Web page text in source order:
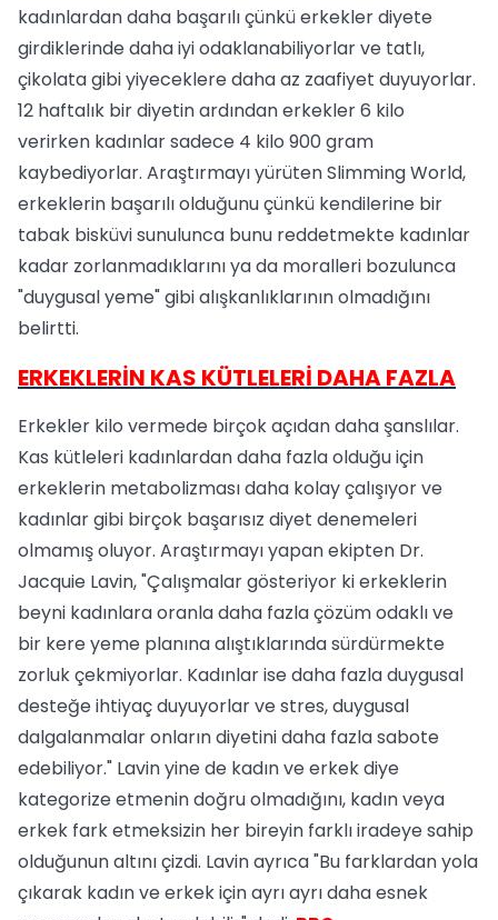
kadınlardan daha başarılı çünkü erkekler diyete
girdiklerinde daha iyi odaklanabiliyorlar ve tatlı,
çikolata gibi yiyeceklere daha az zaafiyet duyuyorlar.
12 haftalık bir diyetin ardından erkekler 6 kilo
verirken kadınlar sadece 4 kilo 900 gram
kaybediyorlar. Araştırmayı yürüten Slimming World,
erkeklerin başarılı olduğunu çünkü kendilerine bir
tabak bisküvi sunulunca bunu reddetmekte kadınlar
kadar zorlanmadıklarını ya da moralleri bozulunca
"duygusal yeme" gibi alışkanlıklarının olmadığını
belirtti.
ERKEKLERİN KAS KÜTLELERİ DAHA FAZLA
Erkekler kilo vermede birçok açıdan daha şanslılar.
Kas kütleleri kadınlardan daha fazla olduğu için
erkeklerin metabolizması daha kolay çalışıyor ve
kadınlar gibi birçok başarısız diyet denemeleri
olmamış oluyor. Araştırmayı yapan ekipten Dr.
Jacquie Lavin, "Çalışmalar gösteriyor ki erkeklerin
beyni kadınlara oranla daha fazla çözüm odaklı ve
bir kere yeme planına alıştıklarında sürdürmekte
zorluk çekmiyorlar. Kadınlar ise daha fazla duygusal
desteğe ihtiyaç duyuyorlar ve stres, duygusal
dalgalanmalar onların diyetini daha fazla sabote
edebiliyor." Lavin yine de kadın ve erkek diye
kategorize etmenin doğru olmadığını, kadın veya
erkek fark etmeksizin her bireyin farklı iradeye sahip
olduğunun altını çizdi. Lavin ayrıca "Bu farklardan yola
çıkarak kadın ve erkek için ayrı ayrı daha esnek